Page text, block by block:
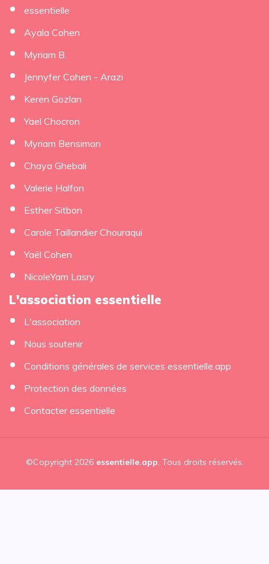
essentielle
Ayala Cohen
Myriam B.
Jennyfer Cohen - Arazi
Keren Gozlan
Yael Chocron
Myriam Bensimon
Chaya Ghebali
Valerie Halfon
Esther Sitbon
Carole Taillandier Chouraqui
Yaël Cohen
NicoleYam Lasry
L'association essentielle
L'association
Nous soutenir
Conditions générales de services essentielle.app
Protection des données
Contacter essentielle
©Copyright 2026 essentielle.app, Tous droits réservés.